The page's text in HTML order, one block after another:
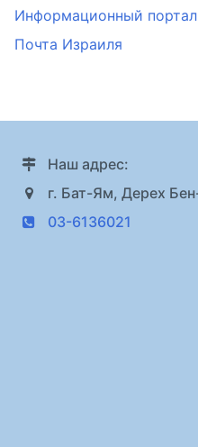
Информационный портал
Почта Израиля
Наш адрес:
г. Бат-Ям, Дерех
03-6136021